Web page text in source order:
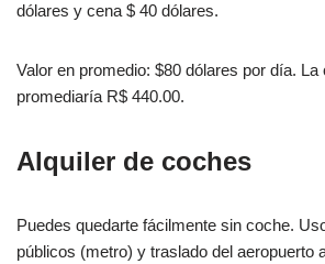
dólares y cena $ 40 dólares.
Valor en promedio: $80 dólares por día. La
promediaría R$ 440.00.
Alquiler de coches
Puedes quedarte fácilmente sin coche.
públicos (metro) y traslado del aeropuerto